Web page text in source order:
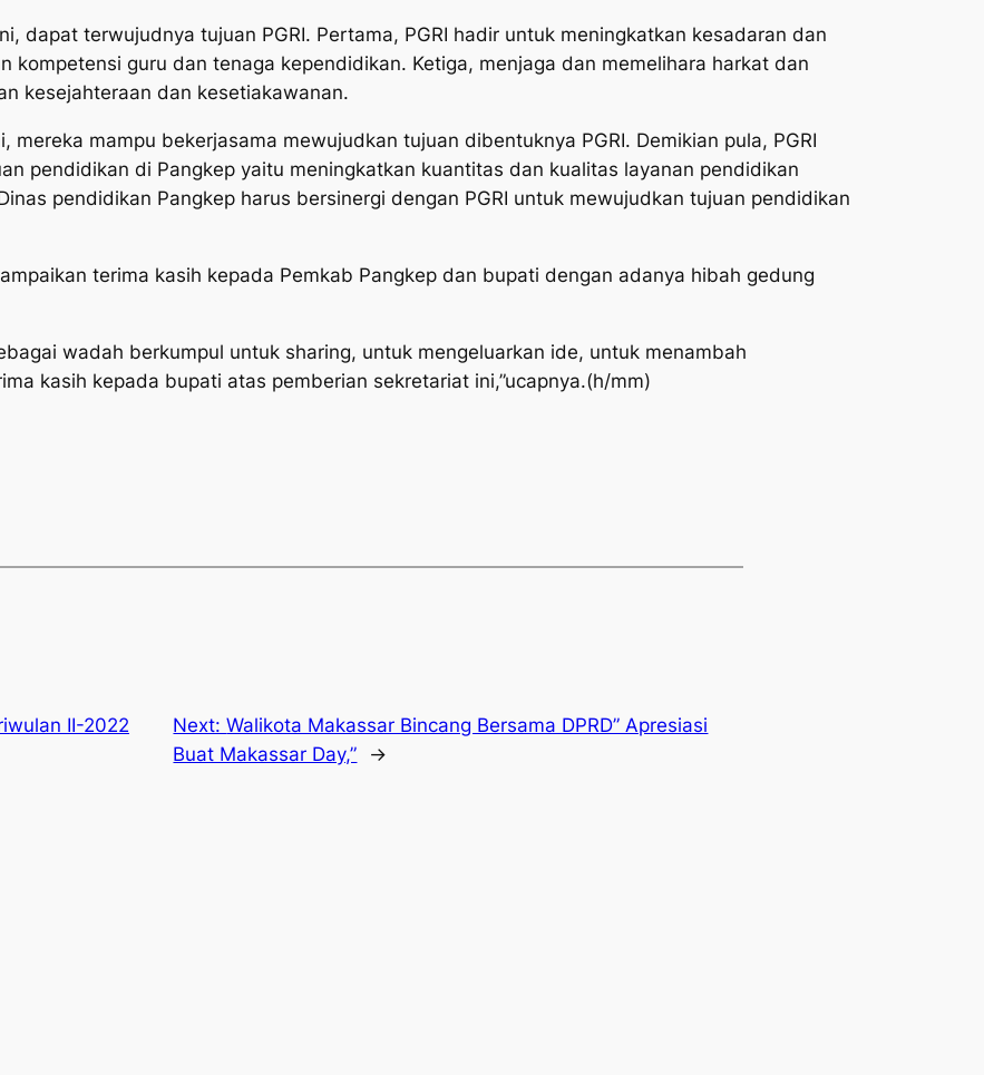
dapat terwujudnya tujuan PGRI. Pertama, PGRI hadir untuk meningkatkan kesadaran dan
kompetensi guru dan tenaga kependidikan. Ketiga, menjaga dan memelihara harkat dan
kesejahteraan dan kesetiakawanan.
mereka mampu bekerjasama mewujudkan tujuan dibentuknya PGRI. Demikian pula, PGRI
pendidikan di Pangkep yaitu meningkatkan kuantitas dan kualitas layanan pendidikan
pendidikan Pangkep harus bersinergi dengan PGRI untuk mewujudkan tujuan pendidikan
terima kasih kepada Pemkab Pangkep dan bupati dengan adanya hibah gedung
wadah berkumpul untuk sharing, untuk mengeluarkan ide, untuk menambah
kasih kepada bupati atas pemberian sekretariat ini,”ucapnya.(h/mm)
II-2022
Next:Walikota Makassar Bincang Bersama DPRD” Apresiasi
Buat Makassar Day,”
→